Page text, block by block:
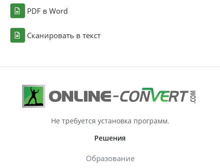
PDF в Word
Сканировать в текст
Не требуется установка программ.
Решения
Образование